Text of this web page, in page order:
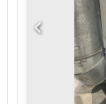
auf der
Antrieb
mit einstellbarer
verfügt über
Start-/Stop-
und
06502 Thale